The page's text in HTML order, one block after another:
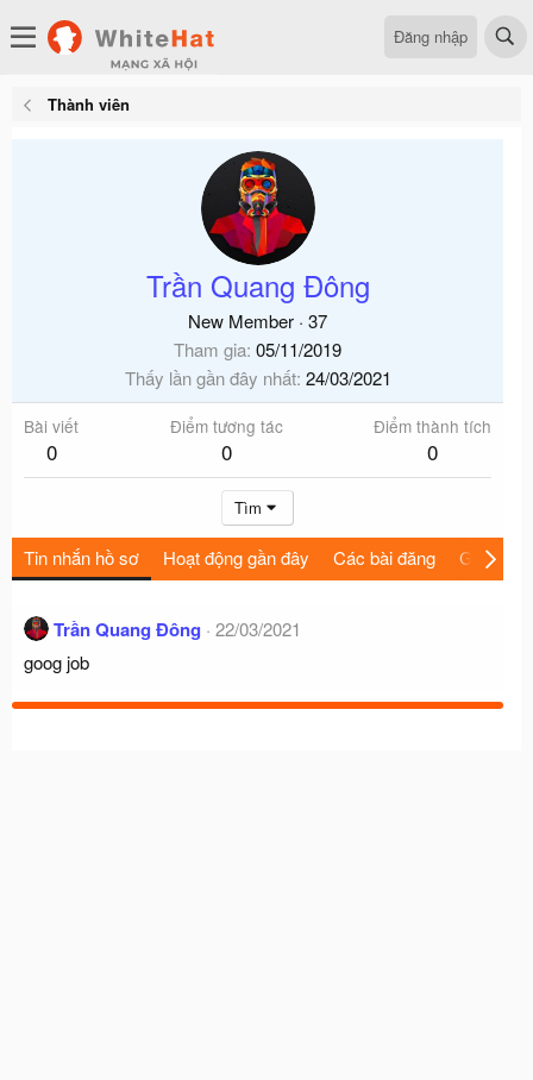
Đăng nhập
Thành viên
Trần Quang Đông
New Member · 37
Tham gia 05/11/2019
Thấy lần gần đây nhất 24/03/2021
Bài viết
0
Điểm tương tác
0
Điểm thành tích
0
Tìm
Tin nhắn hồ sơ Hoạt động gần đây Các bài đăng Giới thiệu
Trần Quang Đông
22/03/2021
goog job